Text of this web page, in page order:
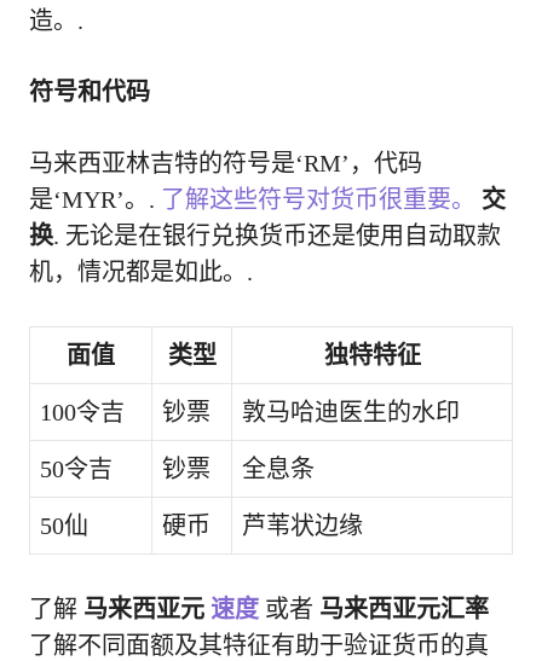
造。.
符号和代码
马来西亚林吉特的符号是‘RM’，代码
是‘MYR’。. 了解这些符号对货币很重要。
交
换. 无论是在银行兑换货币还是使用自动取款
机，情况都是如此。.
面值 类型 独特特征
100令吉 钞票 敦马哈迪医生的水印
50令吉 钞票 全息条
50仙 硬币 芦苇状边缘
了解 马来西亚元 速度 或者 马来西亚元汇率
了解不同面额及其特征有助于验证货币的真